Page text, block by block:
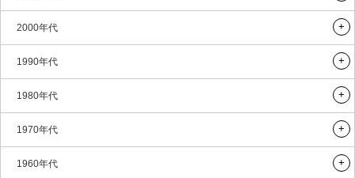
2000年代
1990年代
1980年代
1970年代
1960年代